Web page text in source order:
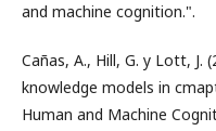
and machine cognition.".
Cañas, A., Hill, G. y Lott,
knowledge models in
Human and Machine